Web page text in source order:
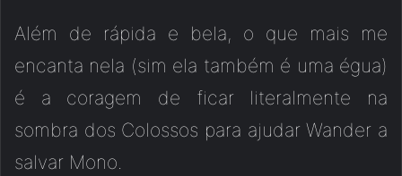
Além de rápida e bela, o que mais me
encanta nela (sim ela também é uma égua)
é a coragem de ficar literalmente na
sombra dos Colossos para ajudar Wander a
salvar Mono.